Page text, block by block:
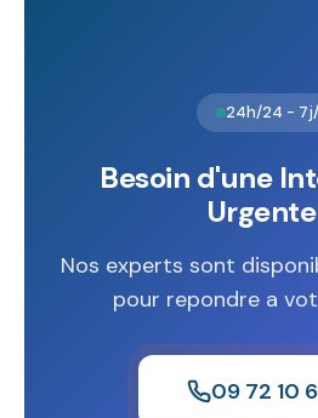
24h/24 -
Besoin d'une
Nos experts sont
pour repondre a
09 72 10